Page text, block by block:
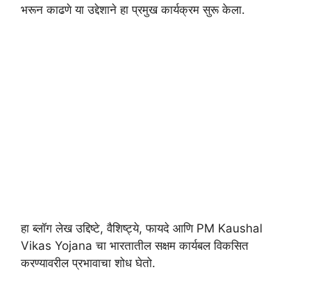
भरून काढणे या उद्देशाने हा प्रमुख कार्यक्रम सुरू केला.
हा ब्लॉग लेख उद्दिष्टे, वैशिष्ट्ये, फायदे आणि PM Kaushal
Vikas Yojana चा भारतातील सक्षम कार्यबल विकसित
करण्यावरील प्रभावाचा शोध घेतो.